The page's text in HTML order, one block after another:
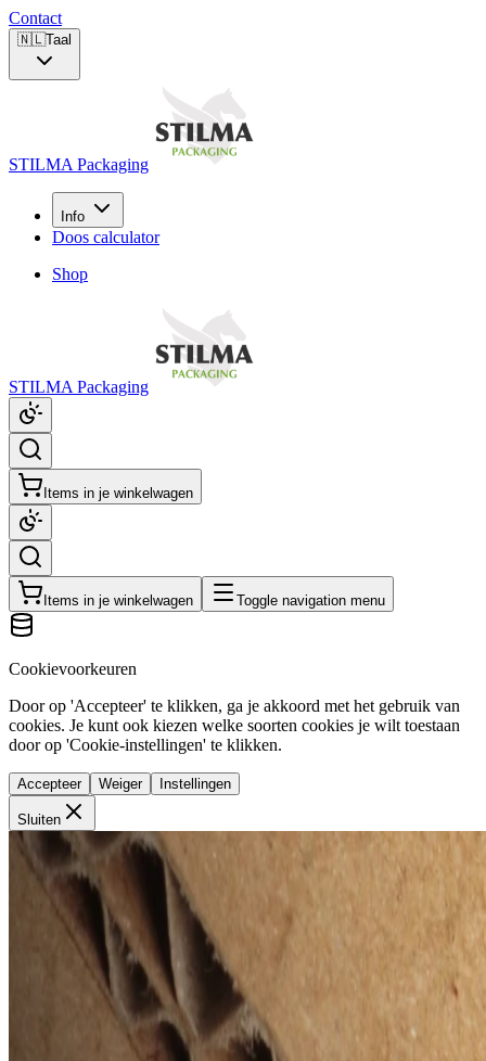
Contact
🇳🇱Taal
STILMA Packaging
Info
Doos calculator
Shop
STILMA Packaging
Items in je winkelwagen
Items in je winkelwagen Toggle navigation menu
Cookievoorkeuren
Door op 'Accepteer' te klikken, ga je akkoord met het gebruik van
cookies. Je kunt ook kiezen welke soorten cookies je wilt toestaan
door op 'Cookie-instellingen' te klikken.
Accepteer Weiger Instellingen
Sluiten